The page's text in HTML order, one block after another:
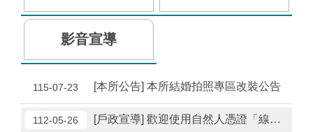
影音宣導
115-07-23 [本所公告] 本所結婚拍照專區改裝公告
112-05-26 [戶政宣導] 歡迎使用自然人憑證「線上申辦戶籍登記服務」